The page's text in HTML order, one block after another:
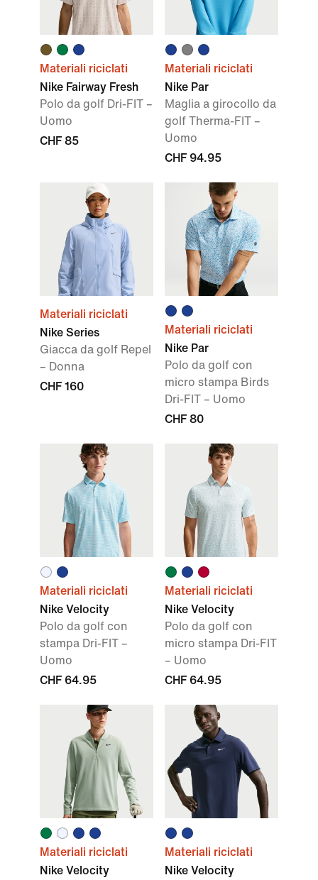
Materiali riciclati
Nike Fairway Fresh
Polo da golf Dri-FIT –
Uomo
CHF 85
Materiali riciclati
Nike Par
Maglia a girocollo da
golf Therma-FIT –
Uomo
CHF 94.95
Materiali riciclati
Nike Series
Giacca da golf Repel
– Donna
CHF 160
Materiali riciclati
Nike Par
Polo da golf con
micro stampa Birds
Dri-FIT – Uomo
CHF 80
Materiali riciclati
Nike Velocity
Polo da golf con
stampa Dri-FIT –
Uomo
CHF 64.95
Materiali riciclati
Nike Velocity
Polo da golf con
micro stampa Dri-FIT
– Uomo
CHF 64.95
Materiali riciclati
Nike Velocity
Materiali riciclati
Nike Velocity